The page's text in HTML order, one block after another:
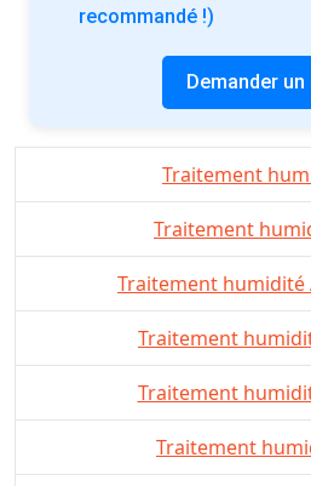
recommandé !)
Demander un
Traitement
Traitement
Traitement humidité
Traitement
Traitement
Traitement